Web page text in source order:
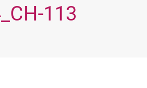
113